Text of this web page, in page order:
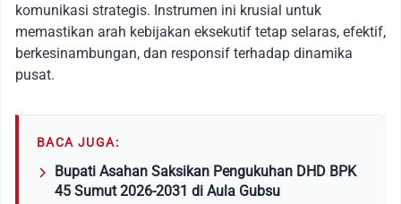
komunikasi strategis. Instrumen ini krusial untuk
memastikan arah kebijakan eksekutif tetap selaras, efektif,
berkesinambungan, dan responsif terhadap dinamika
pusat.
BACA JUGA:
Bupati Asahan Saksikan Pengukuhan DHD BPK
45 Sumut 2026-2031 di Aula Gubsu